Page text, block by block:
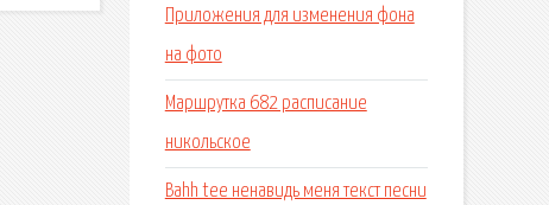
Приложения для изменения фона
на фото
Маршрутка 682 расписание
никольское
Bahh tee ненавидь меня текст песни